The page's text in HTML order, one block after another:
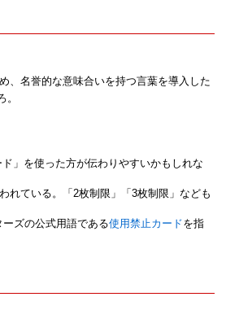
、名誉的な意味合いを持つ言葉を導入した
」を使った方が伝わりやすいかもしれな
れている。「2枚制限」「3枚制限」なども
ズの公式用語である使用禁止カードを指